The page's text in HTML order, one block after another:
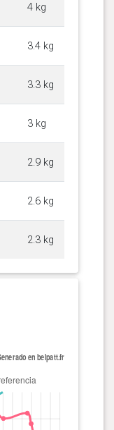
4 kg
3.4 kg
3.3 kg
3 kg
2.9 kg
2.6 kg
2.3 kg